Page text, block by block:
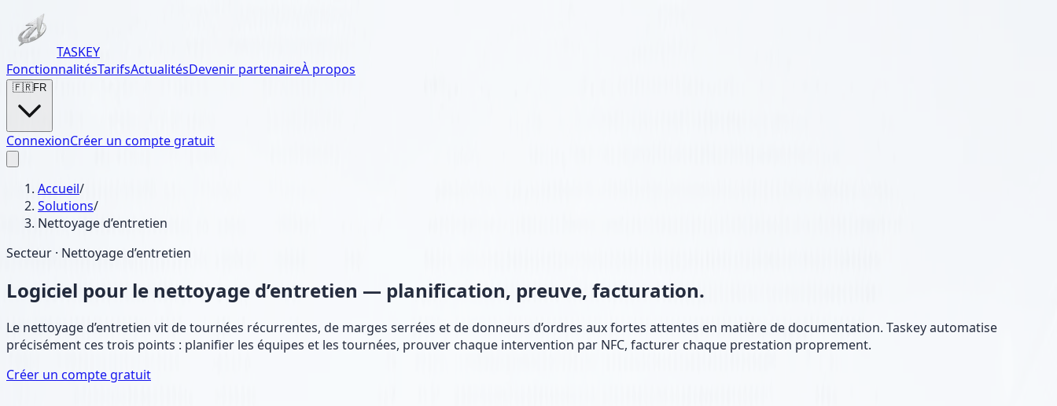
TASKEY
FonctionnalitésTarifsActualitésDevenir partenaireÀ propos
🇫🇷FR
ConnexionCréer un compte gratuit
Accueil/
Solutions/
Nettoyage d’entretien
Secteur · Nettoyage d’entretien
Logiciel pour le nettoyage d’entretien — planification, preuve, facturation.
Le nettoyage d’entretien vit de tournées récurrentes, de marges serrées et de donneurs d’ordres aux fortes attentes en matière de documentation. Taskey automatise
précisément ces trois points : planifier les équipes et les tournées, prouver chaque intervention par NFC, facturer chaque prestation proprement.
Créer un compte gratuit